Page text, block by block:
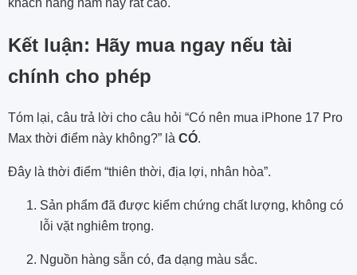
Kết luận: Hãy mua ngay nếu tài
chính cho phép
Tóm lại, câu trả lời cho câu hỏi “Có nên mua iPhone 17 Pro
Max thời điểm này không?” là CÓ.
Đây là thời điểm “thiên thời, địa lợi, nhân hòa”.
Sản phẩm đã được kiểm chứng chất lượng, không có
lỗi vặt nghiêm trọng.
Nguồn hàng sẵn có, đa dạng màu sắc.